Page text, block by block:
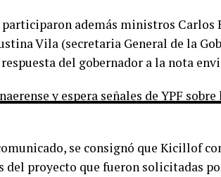
además ministros Carlos
Vila (secretaria General de la
del gobernador a la nota
y espera señales de YPF
se consignó que Kicillof
del proyecto que fueron solicitadas